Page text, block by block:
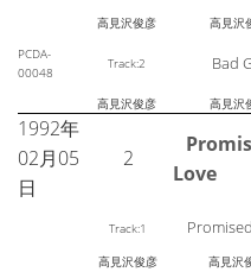
高見沢俊彦 高見沢
PCDA-
00048
Track:2 Bad
高見沢俊彦 高見沢
1992年
02月05
日
2
Love
Track:1
高見沢俊彦 高見沢